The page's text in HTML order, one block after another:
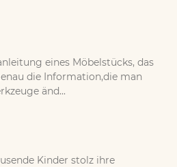
eines Möbelstücks, das
die Information,die man
änd...
Kinder stolz ihre